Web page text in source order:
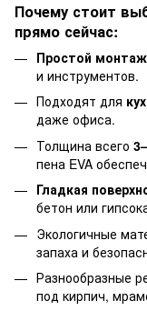
Почему стоит
прямо сейчас:
Простой монтаж
и инструментов.
Подходят для
даже офиса.
Толщина всего
пена EVA
Гладкая
бетон или
Экологичные
запаха и
Разнообразные
под кирпич,